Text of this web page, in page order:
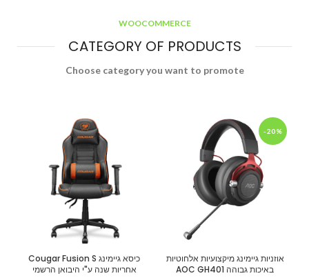
WOOCOMMERCE
CATEGORY OF PRODUCTS
Choose category you want to promote
-20%
אוזניות גיימינג מיקצועיות אלחוטיות
באיכות גבוהה AOC GH401
כיסא גיימינג Cougar Fusion S
אחריות שנה ע"י היבואן הרשמי